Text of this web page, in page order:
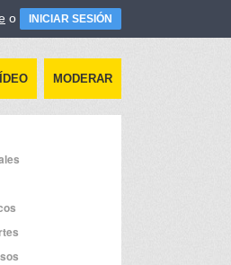
o INICIAR SESIÓN
MODERAR